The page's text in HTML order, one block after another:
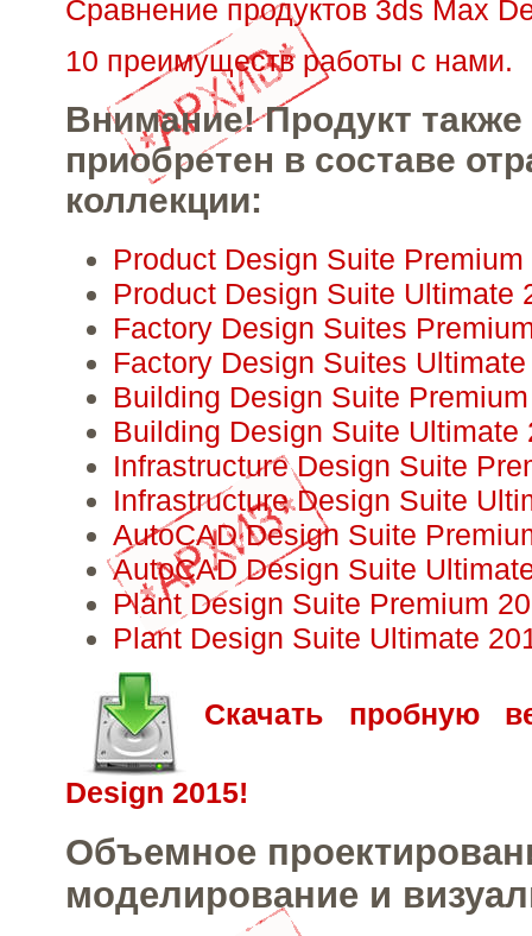
Сравнение продуктов 3ds Max
10 преимуществ работы с нами.
Внимание! Продукт
приобретен в составе
коллекции:
Product Design Suite Premium
Product Design Suite Ultimate
Factory Design Suites
Factory Design Suites
Building Design Suite
Building Design Suite Ultimate
Infrastructure Design Suite
Infrastructure Design Suite
AutoCAD Design Suite
AutoCAD Design Suite
Plant Design Suite Premium
Plant Design Suite Ultimate
Скачать пробную
Design 2015!
Объемное
моделирование и